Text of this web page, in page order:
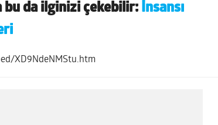
bu da ilginizi çekebilir: İnsansı
XD9NdeNMStu.htm